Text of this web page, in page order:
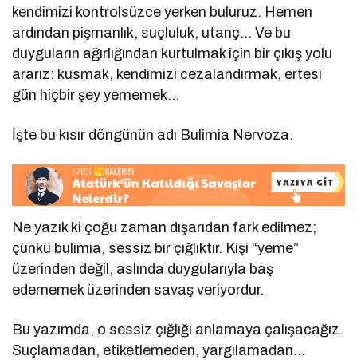
kendimizi kontrolsüzce yerken buluruz. Hemen
ardından pişmanlık, suçluluk, utanç… Ve bu
duyguların ağırlığından kurtulmak için bir çıkış yolu
ararız: kusmak, kendimizi cezalandırmak, ertesi
gün hiçbir şey yememek…
İşte bu kısır döngünün adı Bulimia Nervoza.
Ne yazık ki çoğu zaman dışarıdan fark edilmez;
çünkü bulimia, sessiz bir çığlıktır. Kişi “yeme”
üzerinden değil, aslında duygularıyla baş
edememek üzerinden savaş veriyordur.
Bu yazımda, o sessiz çığlığı anlamaya çalışacağız.
Suçlamadan, etiketlemeden, yargılamadan…